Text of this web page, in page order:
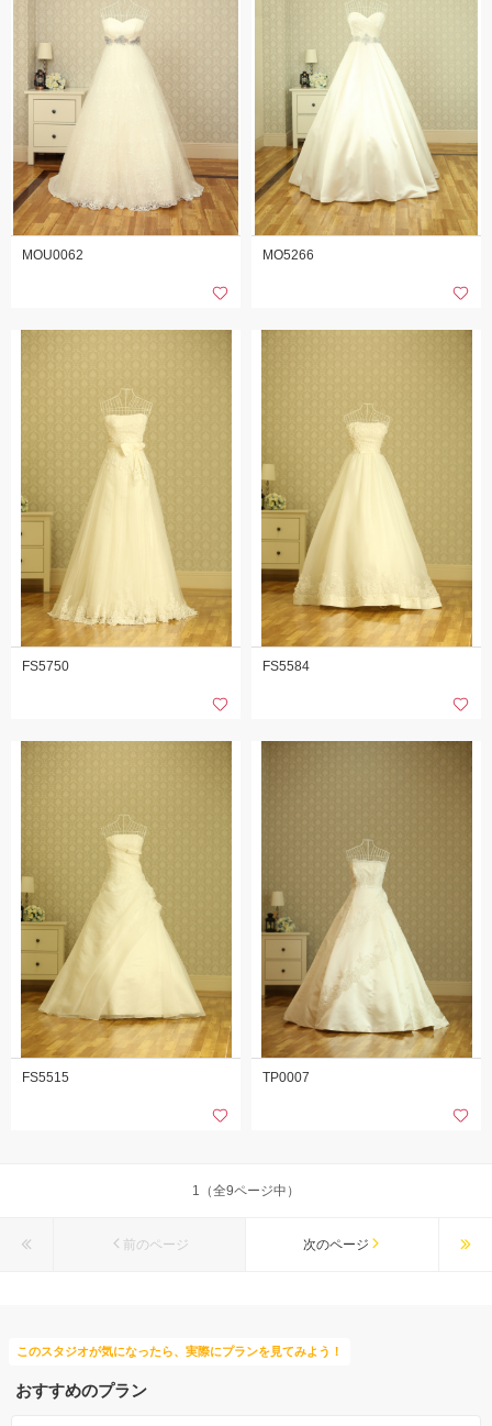
MOU0062 MO5266
FS5750 FS5584
FS5515 TP0007
1（全9ページ中）
前のページ 次のページ
このスタジオが気になったら、実際にプランを見てみよう！
おすすめのプラン